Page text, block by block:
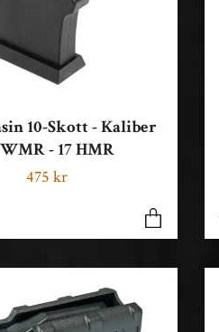
10-Skott - Kaliber
- 17 HMR
475 kr